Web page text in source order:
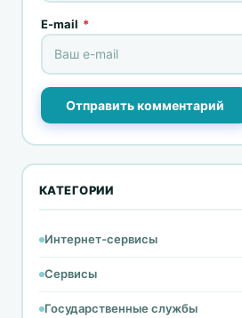
E-mail *
Отправить комментарий
КАТЕГОРИИ
Интернет-сервисы
Сервисы
Государственные службы